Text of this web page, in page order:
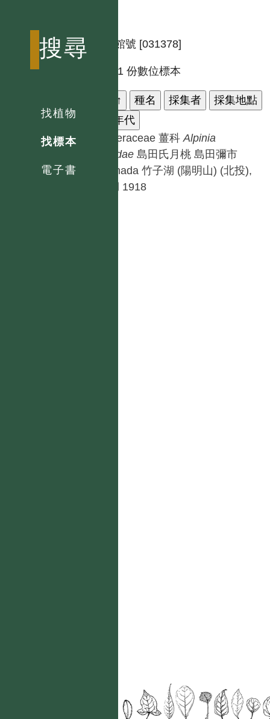
搜尋
找植物
找標本
電子書
標本館號 [031378]
共有 1 份數位標本
↑ 種名 採集者
採集地點
採集年代
Zingiberaceae 薑科 Alpinia
shimadae 島田氏月桃 島田彌市
Y.Shimada 竹子湖 (陽明山) (北投),
1918